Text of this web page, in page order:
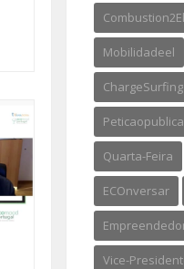
Mobilidadeel
ChargeSurfing
Peticaopublica
Quarta-Feira
ECOnversar
Vice-